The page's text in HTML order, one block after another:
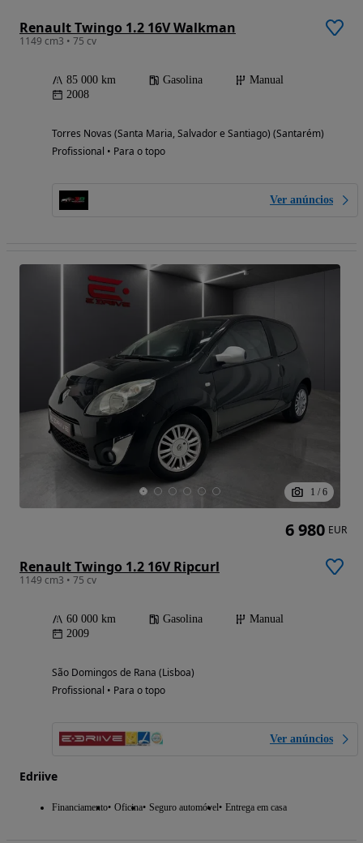
Renault Twingo 1.2 16V Walkman
1149 cm3 • 75 cv
85 000 km Gasolina
Manual
2008
Torres Novas (Santa Maria, Salvador e Santiago) (Santarém)
Profissional • Para o topo
Ver anúncios
1 / 6
Renault Twingo 1.2 16V Ripcurl
1149 cm3 • 75 cv
60 000 km Gasolina
Manual
2009
São Domingos de Rana (Lisboa)
Profissional • Para o topo
Ver anúncios
Edriive
Financiamento Oficina Seguro automóvel Entrega em casa
6 980 EUR